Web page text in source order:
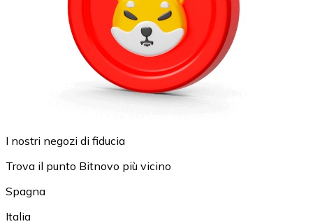
I nostri negozi di fiducia
Trova il punto Bitnovo più vicino
Spagna
Italia